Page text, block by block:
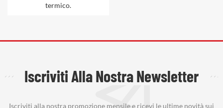
termico.
Iscriviti Alla Nostra Newsletter
Iscriviti alla nostra promozione mensile e ricevi le ultime novità sui